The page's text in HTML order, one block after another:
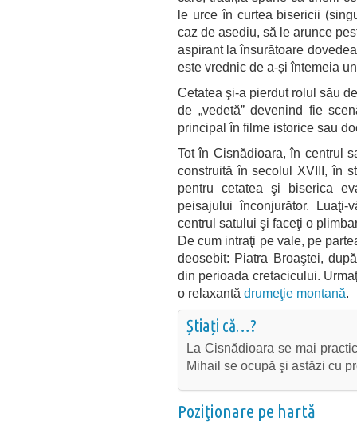
le urce în curtea bisericii
caz de asediu, să le arunce
aspirant la însurătoare
este vrednic de a-și întemeia
Cetatea şi-a pierdut rolul său
de „vedetăˮ devenind fie
principal în filme istorice sau
Tot în Cisnădioara, în centrul
construită în secolul XVIII, în
pentru cetatea şi biserica
peisajului înconjurător.
centrul satului şi faceţi o
De cum intraţi pe vale, pe
deosebit: Piatra Broaştei,
din perioada cretacicului.
o relaxantă drumeţie montană.
Știați că…?
La Cisnădioara se mai
Mihail se ocupă şi astăzi cu
Poziţionare pe hartă